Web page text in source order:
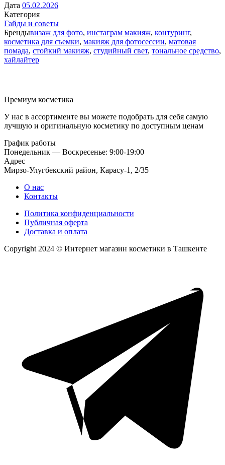
Дата 05.02.2026
Категория
Гайды и советы
Брендывизаж для фото, инстаграм макияж, контуринг,
косметика для съемки, макияж для фотосессии, матовая
помада, стойкий макияж, студийный свет, тональное средство,
хайлайтер
Премиум косметика
У нас в ассортименте вы можете подобрать для себя самую
лучшую и оригинальную косметику по доступным ценам
График работы
Понедельник — Воскресенье: 9:00-19:00
Адрес
Мирзо-Улугбекский район, Карасу-1, 2/35
О нас
Контакты
Политика конфиденциальности
Публичная оферта
Доставка и оплата
Copyright 2024 © Интернет магазин косметики в Ташкенте